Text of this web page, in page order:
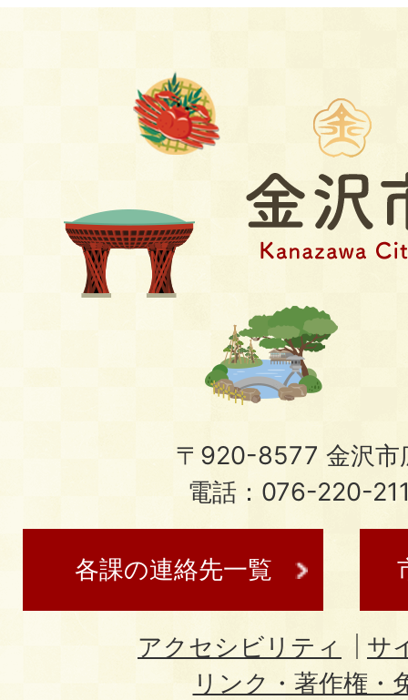
〒920-8577 金沢市
電話：076-220-
各課の連絡先一覧
アクセシビリティ
サ
リンク・著作権・